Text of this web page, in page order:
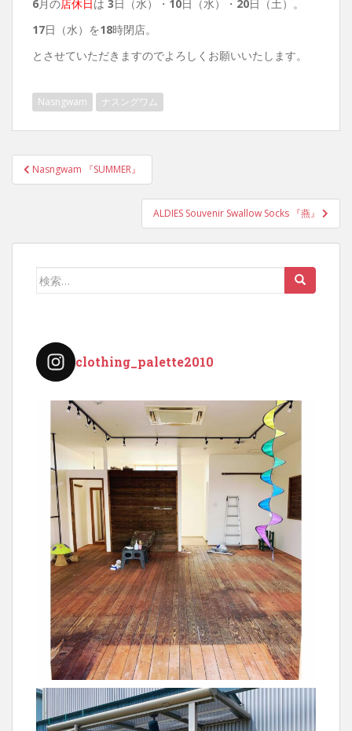
6月の店休日 は 3 日（水）・ 10日（水）・ 20日（土）。
17日（水）を18時閉店。
とさせていただきますのでよろしくお願いいたします。
Nasngwam ナスングワム
投
稿
ゲ
Nasngwam 『SUMMER』
ALDIES Souvenir Swallow Socks 『燕』
検
clothing_palette2010